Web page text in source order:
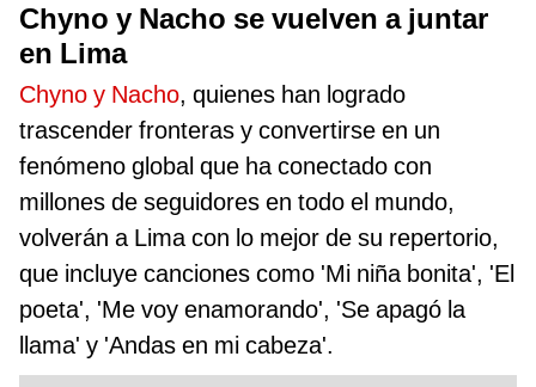
Chyno y Nacho se vuelven a juntar
en Lima
Chyno y Nacho, quienes han logrado
trascender fronteras y convertirse en un
fenómeno global que ha conectado con
millones de seguidores en todo el mundo,
volverán a Lima con lo mejor de su repertorio,
que incluye canciones como 'Mi niña bonita', 'El
poeta', 'Me voy enamorando', 'Se apagó la
llama' y 'Andas en mi cabeza'.